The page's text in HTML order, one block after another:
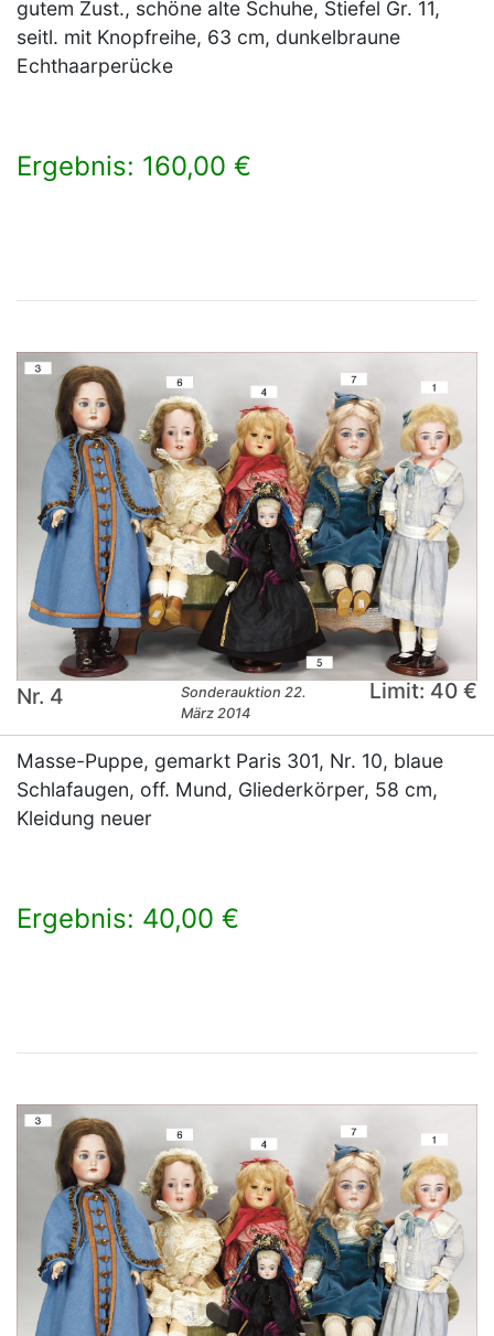
gutem Zust., schöne alte Schuhe, Stiefel Gr. 11,
seitl. mit Knopfreihe, 63 cm, dunkelbraune
Echthaarperücke
Ergebnis: 160,00 €
Nr. 4
Sonderauktion 22.
März 2014
Limit: 40 €
Masse-Puppe, gemarkt Paris 301, Nr. 10, blaue
Schlafaugen, off. Mund, Gliederkörper, 58 cm,
Kleidung neuer
Ergebnis: 40,00 €